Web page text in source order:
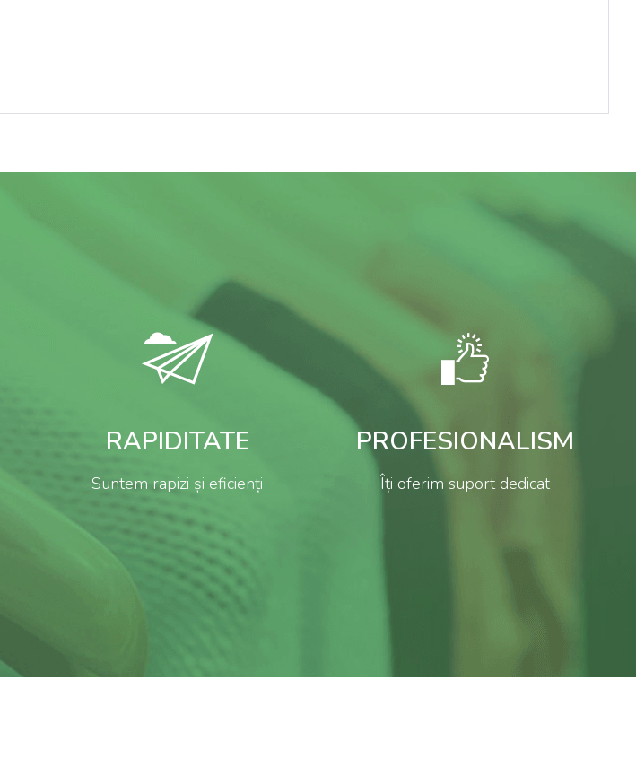
RAPIDITATE
Suntem rapizi și eficienți
PROFESIONALISM
Îți oferim suport dedicat